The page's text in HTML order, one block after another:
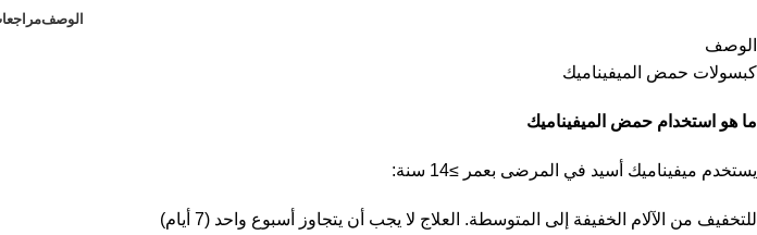
الوصف
الوصف
كبسولات حمض الميفيناميك
ما هو استخدام حمض الميفيناميك
يستخدم ميفيناميك أسيد في المرضى بعمر ≥14 سنة:
للتخفيف من الآلام الخفيفة إلى المتوسطة. العلاج لا يجب أن يتجاوز أسبوع واحد (7 أيام)